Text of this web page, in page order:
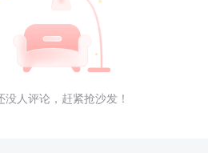
没人评论，赶紧抢沙发！